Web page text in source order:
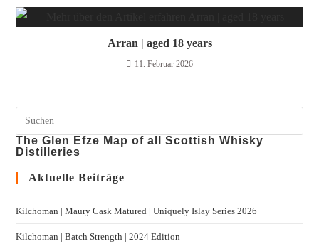
Arran | aged 18 years
11. Februar 2026
The Glen Efze Map of all Scottish Whisky
Distilleries
Aktuelle Beiträge
Kilchoman | Maury Cask Matured | Uniquely Islay Series 2026
Kilchoman | Batch Strength | 2024 Edition